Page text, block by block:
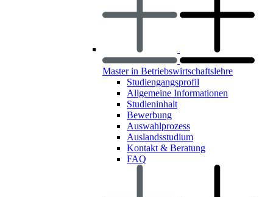
Master in Betriebswirtschaftslehre
Studiengangsprofil
Allgemeine Informationen
Studieninhalt
Bewerbung
Auswahlprozess
Auslandsstudium
Kontakt & Beratung
FAQ